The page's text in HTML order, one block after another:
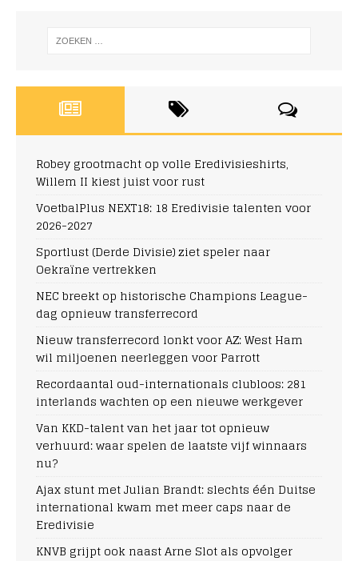
Robey grootmacht op volle Eredivisieshirts,
Willem II kiest juist voor rust
VoetbalPlus NEXT18: 18 Eredivisie talenten voor
2026-2027
Sportlust (Derde Divisie) ziet speler naar
Oekraïne vertrekken
NEC breekt op historische Champions League-
dag opnieuw transferrecord
Nieuw transferrecord lonkt voor AZ: West Ham
wil miljoenen neerleggen voor Parrott
Recordaantal oud-internationals clubloos: 281
interlands wachten op een nieuwe werkgever
Van KKD-talent van het jaar tot opnieuw
verhuurd: waar spelen de laatste vijf winnaars
nu?
Ajax stunt met Julian Brandt: slechts één Duitse
international kwam met meer caps naar de
Eredivisie
KNVB grijpt ook naast Arne Slot als opvolger